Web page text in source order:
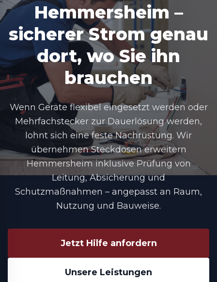
Hemmersheim –
sicherer Strom genau
dort, wo Sie ihn
brauchen
Wenn Geräte flexibel eingesetzt werden oder
Mehrfachstecker zur Dauerlösung werden,
lohnt sich eine feste Nachrüstung. Wir
übernehmenSteckdosen erweitern
Hemmersheiminklusive Prüfung von
Leitung, Absicherung und
Schutzmaßnahmen – angepasst an Raum,
Nutzung und Bauweise.
Jetzt Hilfe anfordern
Unsere Leistungen